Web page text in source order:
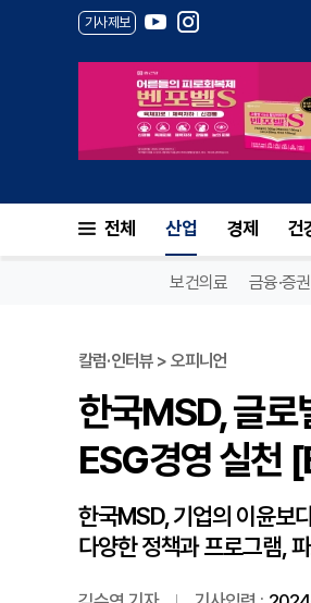
기사제보
전체 산업 경제 건
보건의료 금융·증권
칼럼·인터뷰 > 오피니언
한국MSD, 글로
ESG경영 실천
한국MSD, 기업의 이윤보
다양한 정책과 프로그램,